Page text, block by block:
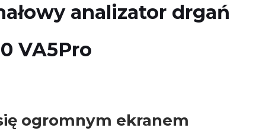
analizator drgań
VA5Pro
ogromnym ekranem